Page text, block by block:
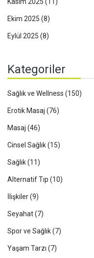
Kasım 2025 (11)
Ekim 2025 (8)
Eylül 2025 (8)
Kategoriler
Sağlık ve Wellness (150)
Erotik Masaj (76)
Masaj (46)
Cinsel Sağlık(15)
Sağlık(11)
Alternatif Tıp (10)
İlişkiler(9)
Seyahat(7)
Spor ve Sağlık(7)
Yaşam Tarzı (7)